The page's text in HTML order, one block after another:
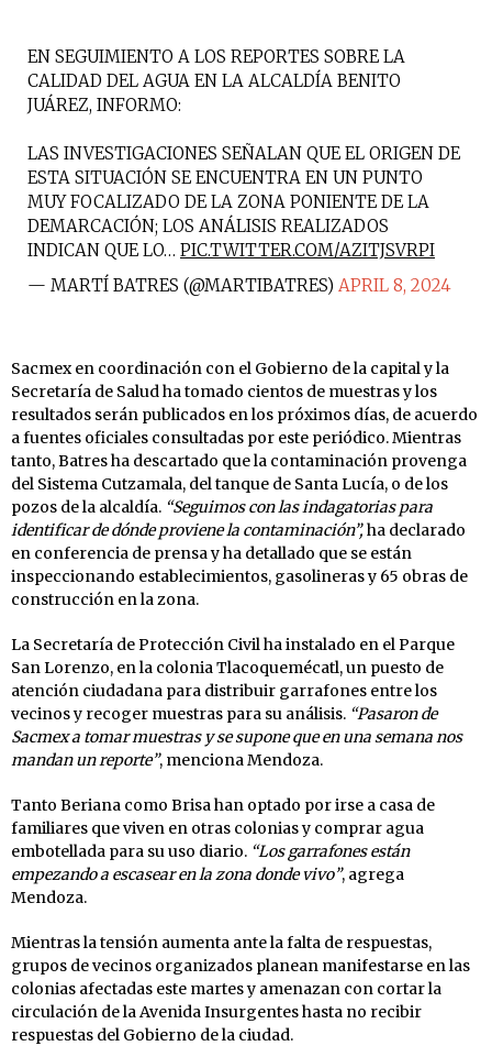
EN SEGUIMIENTO A LOS REPORTES SOBRE LA
CALIDAD DEL AGUA EN LA ALCALDÍA BENITO
JUÁREZ, INFORMO:
LAS INVESTIGACIONES SEÑALAN QUE EL ORIGEN DE
ESTA SITUACIÓN SE ENCUENTRA EN UN PUNTO
MUY FOCALIZADO DE LA ZONA PONIENTE DE LA
DEMARCACIÓN; LOS ANÁLISIS REALIZADOS
INDICAN QUE LO… PIC.TWITTER.COM/AZITJSVRPI
— MARTÍ BATRES (@MARTIBATRES) APRIL 8, 2024
Sacmex en coordinación con el Gobierno de la capital y la
Secretaría de Salud ha tomado cientos de muestras y los
resultados serán publicados en los próximos días, de acuerdo
a fuentes oficiales consultadas por este periódico. Mientras
tanto, Batres ha descartado que la contaminación provenga
del Sistema Cutzamala, del tanque de Santa Lucía, o de los
pozos de la alcaldía. “Seguimos con las indagatorias para
identificar de dónde proviene la contaminación”,ha declarado
en conferencia de prensa y ha detallado que se están
inspeccionando establecimientos, gasolineras y 65 obras de
construcción en la zona.
La Secretaría de Protección Civil ha instalado en el Parque
San Lorenzo, en la colonia Tlacoquemécatl, un puesto de
atención ciudadana para distribuir garrafones entre los
vecinos y recoger muestras para su análisis. “Pasaron de
Sacmex a tomar muestras y se supone que en una semana nos
mandan un reporte”, menciona Mendoza.
Tanto Beriana como Brisa han optado por irse a casa de
familiares que viven en otras colonias y comprar agua
embotellada para su uso diario. “Los garrafones están
empezando a escasear en la zona donde vivo”, agrega
Mendoza.
Mientras la tensión aumenta ante la falta de respuestas,
grupos de vecinos organizados planean manifestarse en las
colonias afectadas este martes y amenazan con cortar la
circulación de la Avenida Insurgentes hasta no recibir
respuestas del Gobierno de la ciudad.